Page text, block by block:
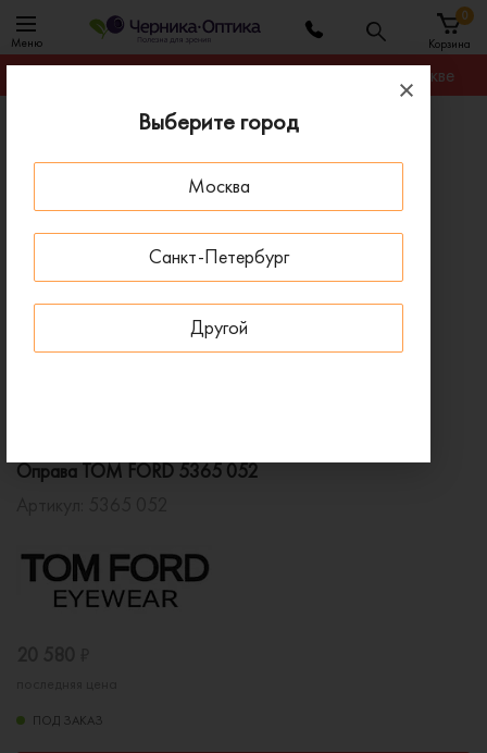
Выберите город
Москва
Санкт-Петербург
Другой
Меню Корзина
0
Гарантируем лучшую цену на любую оправу в Москве
Оправы для очков
Оправа TOM FORD 5365 052
Оправа TOM FORD 5365 052
ПОД ЗАКАЗ
ПОД ЗАКАЗ